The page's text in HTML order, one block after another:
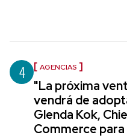
4 AGENCIAS
"La próxima
vendrá de
Glenda Kok,
Commerce para